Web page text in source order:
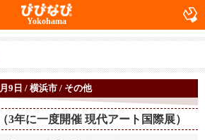
Yokohama
9日 / 横浜市 / その他
3年に一度開催 現代アート国際展）